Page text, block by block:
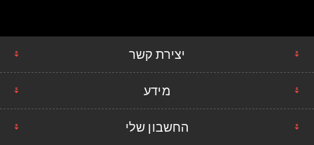
יצירת קשר
מידע
החשבון שלי